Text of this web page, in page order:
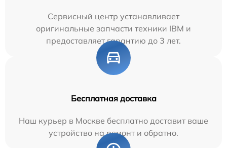
Сервисный центр устанавливает
оригинальные запчасти техники IBM и
предоставляет гарантию до 3 лет.
Бесплатная доставка
Наш курьер в Москве бесплатно доставит ваше
устройство на ремонт и обратно.